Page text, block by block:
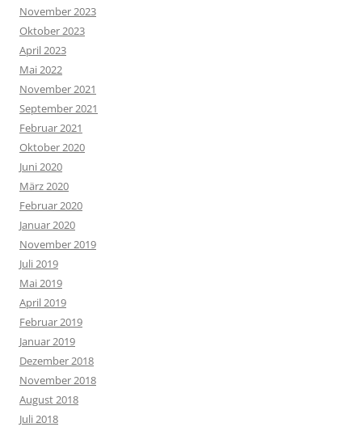
November 2023
Oktober 2023
April 2023
Mai 2022
November 2021
September 2021
Februar 2021
Oktober 2020
Juni 2020
März 2020
Februar 2020
Januar 2020
November 2019
Juli 2019
Mai 2019
April 2019
Februar 2019
Januar 2019
Dezember 2018
November 2018
August 2018
Juli 2018